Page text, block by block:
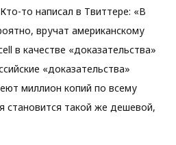
то написал в Твиттере: «В
вручат американскому
в качестве «доказательства»
«доказательства»
миллион копий по всему
становится такой же дешевой,